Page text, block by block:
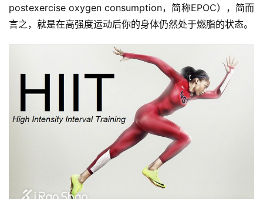
postexercise oxygen consumption，简称EPOC），简而
言之，就是在高强度运动后你的身体仍然处于燃脂的状态。